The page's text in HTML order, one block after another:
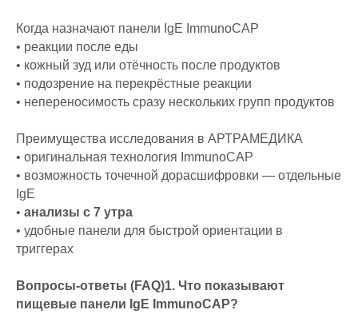
Когда назначают панели IgE ImmunoCAP
• реакции после еды
• кожный зуд или отёчность после продуктов
• подозрение на перекрёстные реакции
• непереносимость сразу нескольких групп продуктов
Преимущества исследования в АРТРАМЕДИКА
• оригинальная технология ImmunoCAP
• возможность точечной дорасшифровки — отдельные
IgE
• анализы с 7 утра
• удобные панели для быстрой ориентации в
триггерах
Вопросы-ответы (FAQ)1. Что показывают
пищевые панели IgE ImmunoCAP?